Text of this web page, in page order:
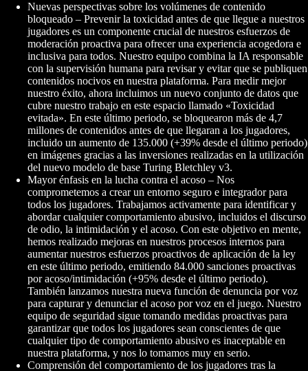
Nuevas perspectivas sobre los volúmenes de contenido
bloqueado – Prevenir la toxicidad antes de que llegue a nuestros
jugadores es un componente crucial de nuestros esfuerzos de
moderación proactiva para ofrecer una experiencia acogedora e
inclusiva para todos. Nuestro equipo combina la IA responsable
con la supervisión humana para revisar y evitar que se publiquen
contenidos nocivos en nuestra plataforma. Para medir mejor
nuestro éxito, ahora incluimos un nuevo conjunto de datos que
cubre nuestro trabajo en este espacio llamado «Toxicidad
evitada». En este último periodo, se bloquearon más de 4,7
millones de contenidos antes de que llegaran a los jugadores,
incluido un aumento de 135.000 (+39% desde el último periodo)
en imágenes gracias a las inversiones realizadas en la utilización
del nuevo modelo de base Turing Bletchley v3.
Mayor énfasis en la lucha contra el acoso – Nos
comprometemos a crear un entorno seguro e integrador para
todos los jugadores. Trabajamos activamente para identificar y
abordar cualquier comportamiento abusivo, incluidos el discurso
de odio, la intimidación y el acoso. Con este objetivo en mente,
hemos realizado mejoras en nuestros procesos internos para
aumentar nuestros esfuerzos proactivos de aplicación de la ley
en este último periodo, emitiendo 84.000 sanciones proactivas
por acoso/intimidación (+95% desde el último periodo).
También lanzamos nuestra nueva función de denuncia por voz
para capturar y denunciar el acoso por voz en el juego. Nuestro
equipo de seguridad sigue tomando medidas proactivas para
garantizar que todos los jugadores sean conscientes de que
cualquier tipo de comportamiento abusivo es inaceptable en
nuestra plataforma, y nos lo tomamos muy en serio.
Comprensión del comportamiento de los jugadores tras la